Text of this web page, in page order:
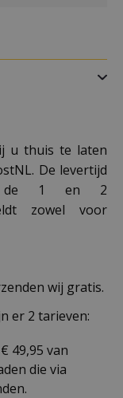
u thuis te laten
De levertijd
de 1 en 2
zowel voor
wij gratis.
er 2 tarieven:
49,95 van
die via